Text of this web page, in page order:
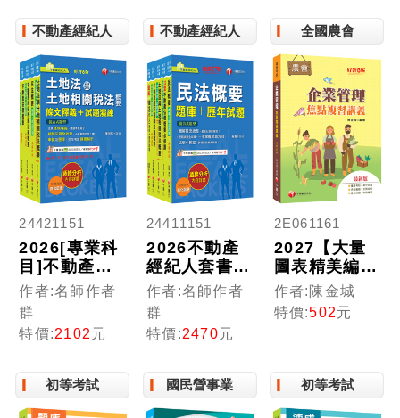
等考試／身障
等）
（農會考試）
不動產經紀人
24421151
2026[專業科
目]不動產經
紀人套書：全
套完整掌握所
有考情趨勢，
利於考生快速
作者:名師作者
群
特價:2102元
不動產經紀人
24411151
2026不動產
經紀人套書：
逐條解析條
文，標示必背
重點，收錄完
整科目
作者:名師作者
群
特價:2470元
全國農會
2E061161
2027【大量
圖表精美編
排】企業管理
焦點複習講義
（八版）（農
作者:陳金城
特價:502元
初等考試 國民營事業 初等考試